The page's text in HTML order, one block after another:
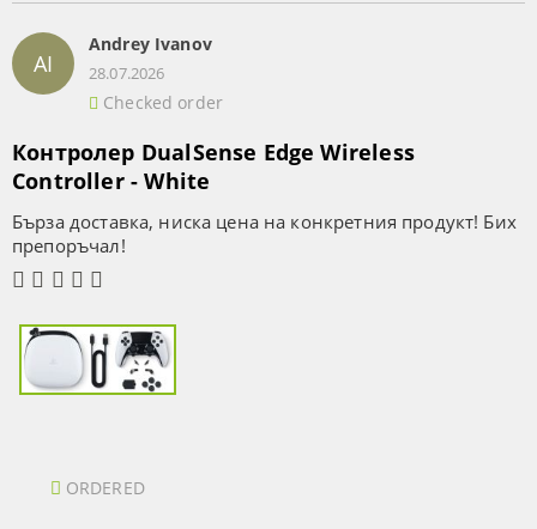
AI
Andrey Ivanov
28.07.2026
Checked order
Контролер DualSense Edge Wireless
Controller - White
Бърза доставка, ниска цена на конкретния продукт! Бих
препоръчал!
ORDERED